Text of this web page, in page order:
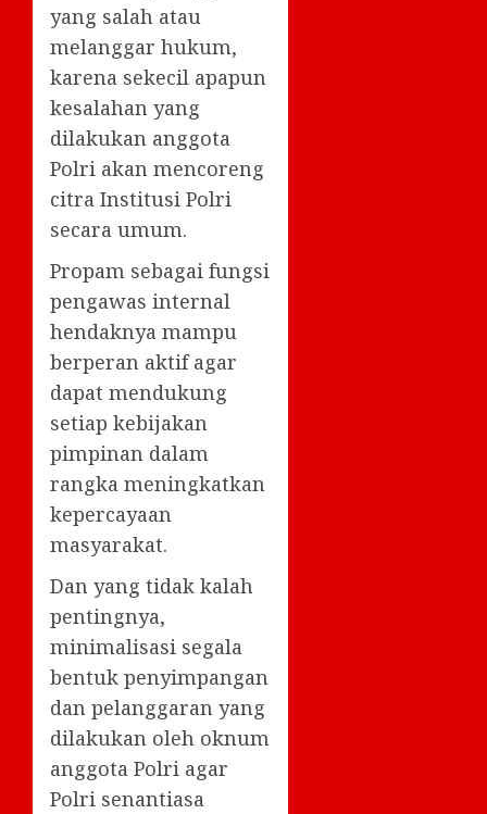
yang salah atau
melanggar hukum,
karena sekecil apapun
kesalahan yang
dilakukan anggota
Polri akan mencoreng
citra Institusi Polri
secara umum.
Propam sebagai fungsi
pengawas internal
hendaknya mampu
berperan aktif agar
dapat mendukung
setiap kebijakan
pimpinan dalam
rangka meningkatkan
kepercayaan
masyarakat.
Dan yang tidak kalah
pentingnya,
minimalisasi segala
bentuk penyimpangan
dan pelanggaran yang
dilakukan oleh oknum
anggota Polri agar
Polri senantiasa